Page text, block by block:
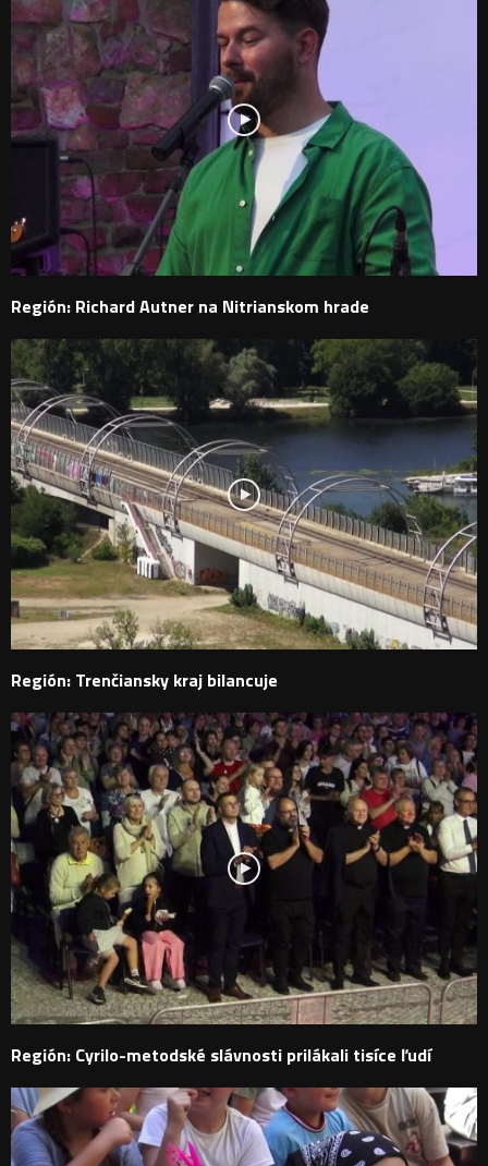
Región: Richard Autner na Nitrianskom hrade
Región: Trenčiansky kraj bilancuje
Región: Cyrilo-metodské slávnosti prilákali tisíce ľudí